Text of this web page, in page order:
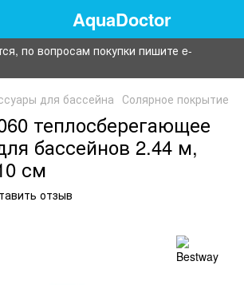
AquaDoctor
по вопросам покупки пишите e-
для бассейна Солярное покрытие
теплосберегающее
бассейнов 2.44 м,
см
отзыв